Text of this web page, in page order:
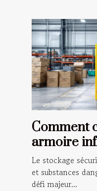
Comment
armoire
la sécurité
entreprise
Le stockage
et substances
défi majeur...